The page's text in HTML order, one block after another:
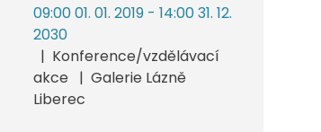
09:00 01. 01. 2019 - 14:00 31. 12.
2030
Konference/vzdělávací
akce
Galerie Lázně
Liberec